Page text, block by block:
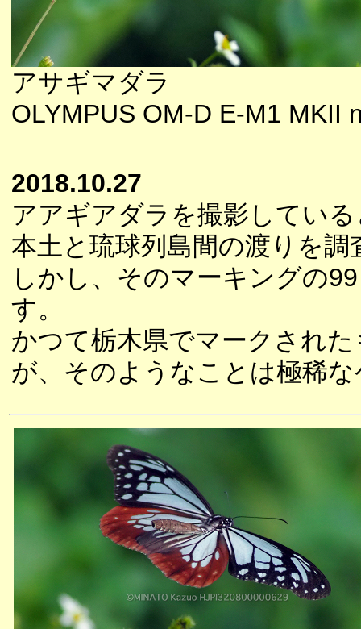
アサギマダラ
OLYMPUS OM-D E-M1 MKII
2018.10.27
アアギアダラを撮影してい
本土と琉球列島間の渡りを
しかし、そのマーキングの
す。
かつて栃木県でマークされ
が、そのようなことは極稀